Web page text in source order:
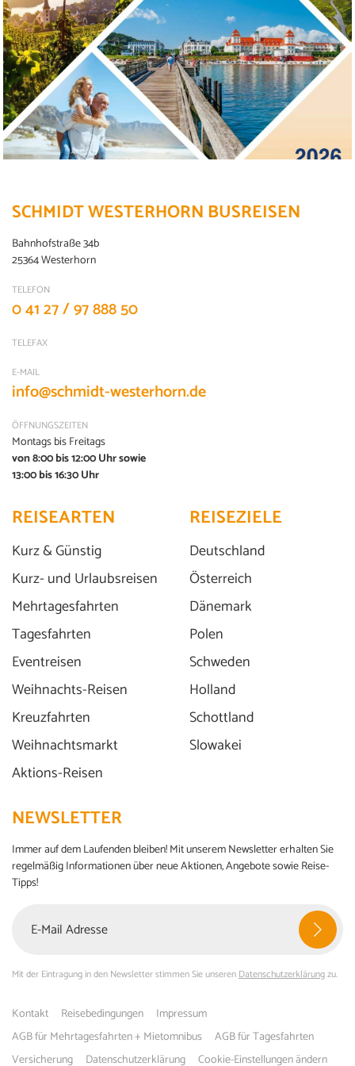
© Landesmuseen Schloss Gottorf
SCHMIDT WESTERHORN BUSREISEN
Bahnhofstraße 34b
25364 Westerhorn
TELEFON
0 41 27 / 97 888 50
TELEFAX
E-MAIL
info@schmidt-westerhorn.de
ÖFFNUNGSZEITEN
Montags bis Freitags
von 8:00 bis 12:00 Uhr sowie
13:00 bis 16:30 Uhr
REISEARTEN
Kurz & Günstig
Kurz- und Urlaubsreisen
Mehrtagesfahrten
Tagesfahrten
Eventreisen
Weihnachts-Reisen
Kreuzfahrten
Weihnachtsmarkt
Aktions-Reisen
REISEZIELE
Deutschland
Österreich
Dänemark
Polen
Schweden
Holland
Schottland
Slowakei
NEWSLETTER
Immer auf dem Laufenden bleiben! Mit unserem Newsletter erhalten Sie
regelmäßig Informationen über neue Aktionen, Angebote sowie Reise-
Tipps!
Mit der Eintragung in den Newsletter stimmen Sie unserenDatenschutzerklärungzu.
Kontakt Reisebedingungen
Impressum
AGB für Mehrtagesfahrten + Mietomnibus
AGB für Tagesfahrten
Versicherung
Datenschutzerklärung Cookie-Einstellungen ändern